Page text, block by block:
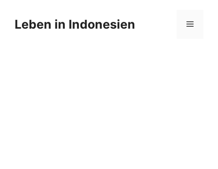
Inhalt
springen
Leben in Indonesien Menü